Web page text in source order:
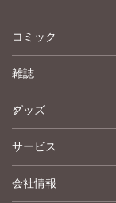
コミック
少女コミック
女性コミック
ペットコミック
青年コミック
雑誌
グッズ
サービス
詳細検索
会社情報